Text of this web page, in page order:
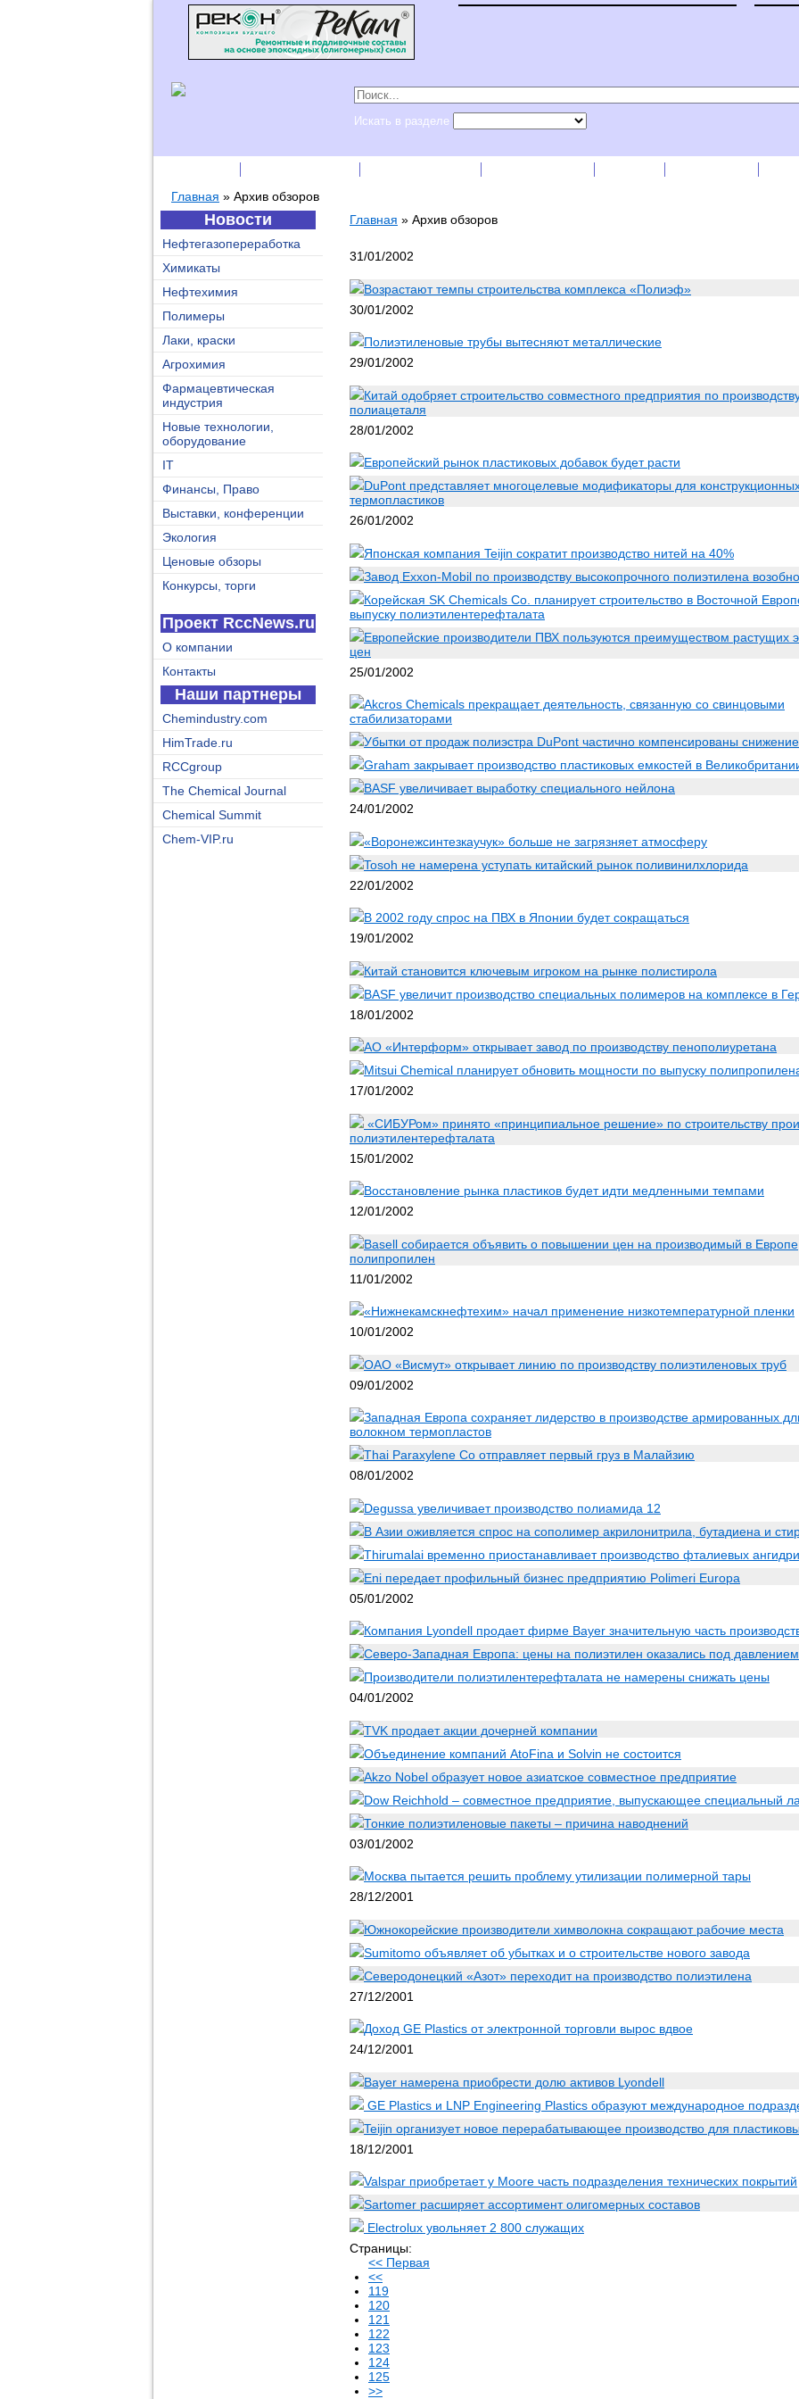
Искать в разделе
Главная » Архив обзоров
Новости
Нефтегазопереработка
Химикаты
Нефтехимия
Полимеры
Лаки, краски
Агрохимия
Фармацевтическая
индустрия
Новые технологии,
оборудование
IT
Финансы, Право
Выставки, конференции
Экология
Ценовые обзоры
Конкурсы, торги
Проект RccNews.ru
О компании
Контакты
Наши партнеры
Chemindustry.com
HimTrade.ru
RCCgroup
The Chemical Journal
Chemical Summit
Chem-VIP.ru
Главная » Архив обзоров
31/01/2002
Возрастают темпы строительства комплекса «Полиэф»
30/01/2002
Полиэтиленовые трубы вытесняют металлические
29/01/2002
Китай одобряет строительство совместного предприятия по
полиацеталя
28/01/2002
Европейский рынок пластиковых добавок будет расти
DuPont представляет многоцелевые модификаторы для
термопластиков
26/01/2002
Японская компания Teijin сократит производство нитей на 40%
Завод Exxon-Mobil по производству высокопрочного полиэтилена
Корейская SK Chemicals Co. планирует строительство в Восточной
выпуску полиэтилентерефталата
Европейские производители ПВХ пользуются преимуществом растущих
цен
25/01/2002
Akcros Chemicals прекращает деятельность, связанную со свинцовыми
стабилизаторами
Убытки от продаж полиэстра DuPont частично компенсированы
Graham закрывает производство пластиковых емкостей в
BASF увеличивает выработку специального нейлона
24/01/2002
«Воронежсинтезкаучук» больше не загрязняет атмосферу
Tosoh не намерена уступать китайский рынок поливинилхлорида
22/01/2002
В 2002 году спрос на ПВХ в Японии будет сокращаться
19/01/2002
Китай становится ключевым игроком на рынке полистирола
BASF увеличит производство специальных полимеров на комплексе в
18/01/2002
АО «Интерформ» открывает завод по производству пенополиуретана
Mitsui Chemical планирует обновить мощности по выпуску
17/01/2002
«СИБУРом» принято «принципиальное решение» по строительству
полиэтилентерефталата
15/01/2002
Восстановление рынка пластиков будет идти медленными темпами
12/01/2002
Basell собирается объявить о повышении цен на производимый в Европе
полипропилен
11/01/2002
«Нижнекамскнефтехим» начал применение низкотемпературной пленки
10/01/2002
ОАО «Висмут» открывает линию по производству полиэтиленовых труб
09/01/2002
Западная Европа сохраняет лидерство в производстве армированных
волокном термопластов
Thai Paraxylene Co отправляет первый груз в Малайзию
08/01/2002
Degussa увеличивает производство полиамида 12
В Азии оживляется спрос на сополимер акрилонитрила, бутадиена и
Thirumalai временно приостанавливает производство фталиевых
Eni передает профильный бизнес предприятию Polimeri Europa
05/01/2002
Компания Lyondell продает фирме Bayer значительную часть
Северо-Западная Европа: цены на полиэтилен оказались под давлением
Производители полиэтилентерефталата не намерены снижать цены
04/01/2002
TVK продает акции дочерней компании
Объединение компаний AtoFina и Solvin не состоится
Akzo Nobel образует новое азиатское совместное предприятие
Dow Reichhold – совместное предприятие, выпускающее специальный
Тонкие полиэтиленовые пакеты – причина наводнений
03/01/2002
Москва пытается решить проблему утилизации полимерной тары
28/12/2001
Южнокорейские производители химволокна сокращают рабочие места
Sumitomo объявляет об убытках и о строительстве нового завода
Северодонецкий «Азот» переходит на производство полиэтилена
27/12/2001
Доход GE Plastics от электронной торговли вырос вдвое
24/12/2001
Bayer намерена приобрести долю активов Lyondell
GE Plastics и LNP Engineering Plastics образуют международное
Teijin организует новое перерабатывающее производство для
18/12/2001
Valspar приобретает у Moore часть подразделения технических покрытий
Sartomer расширяет ассортимент олигомерных составов
Electrolux увольняет 2 800 служащих
Страницы:
<< Первая
<<
119
120
121
122
123
124
125
>>